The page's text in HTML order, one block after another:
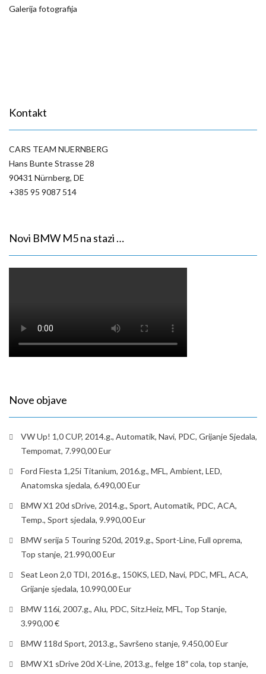
Galerija fotografija
Kontakt
CARS TEAM NUERNBERG
Hans Bunte Strasse 28
90431 Nürnberg, DE
+385 95 9087 514
Novi BMW M5 na stazi …
Nove objave
VW Up! 1,0 CUP, 2014.g., Automatik, Navi, PDC, Grijanje Sjedala,
Tempomat, 7.990,00 Eur
Ford Fiesta 1,25i Titanium, 2016.g., MFL, Ambient, LED,
Anatomska sjedala, 6.490,00 Eur
BMW X1 20d sDrive, 2014.g., Sport, Automatik, PDC, ACA,
Temp., Sport sjedala, 9.990,00 Eur
BMW serija 5 Touring 520d, 2019.g., Sport-Line, Full oprema,
Top stanje, 21.990,00 Eur
Seat Leon 2,0 TDI, 2016.g., 150KS, LED, Navi, PDC, MFL, ACA,
Grijanje sjedala, 10.990,00 Eur
BMW 116i, 2007.g., Alu, PDC, Sitz.Heiz, MFL, Top Stanje,
3.990,00 €
BMW 118d Sport, 2013.g., Savršeno stanje, 9.450,00 Eur
BMW X1 sDrive 20d X-Line, 2013.g., felge 18″ cola, top stanje,